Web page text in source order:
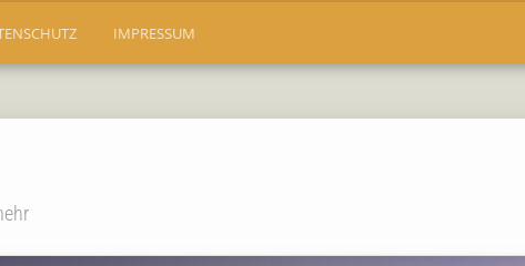
IMPRESSUM